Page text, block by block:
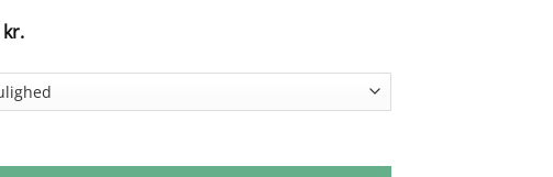
kr.Prisinterval:
257,50 kr.